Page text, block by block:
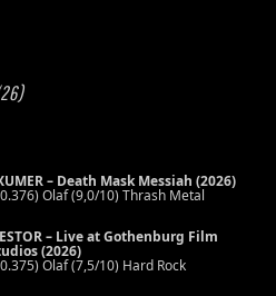
26)
– Death Mask Messiah (2026)
Olaf (9,0/10) Thrash Metal
– Live at Gothenburg Film
(2026)
Olaf (7,5/10) Hard Rock